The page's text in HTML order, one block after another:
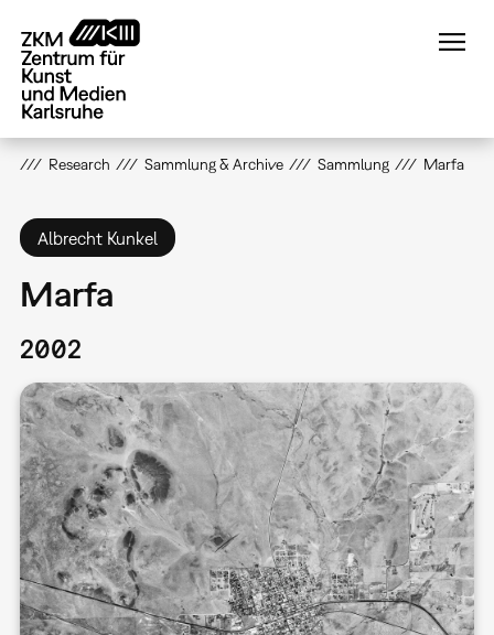
zum
Inhalt
Research Sammlung & Archive Sammlung Marfa
Albrecht Kunkel
Marfa
2002